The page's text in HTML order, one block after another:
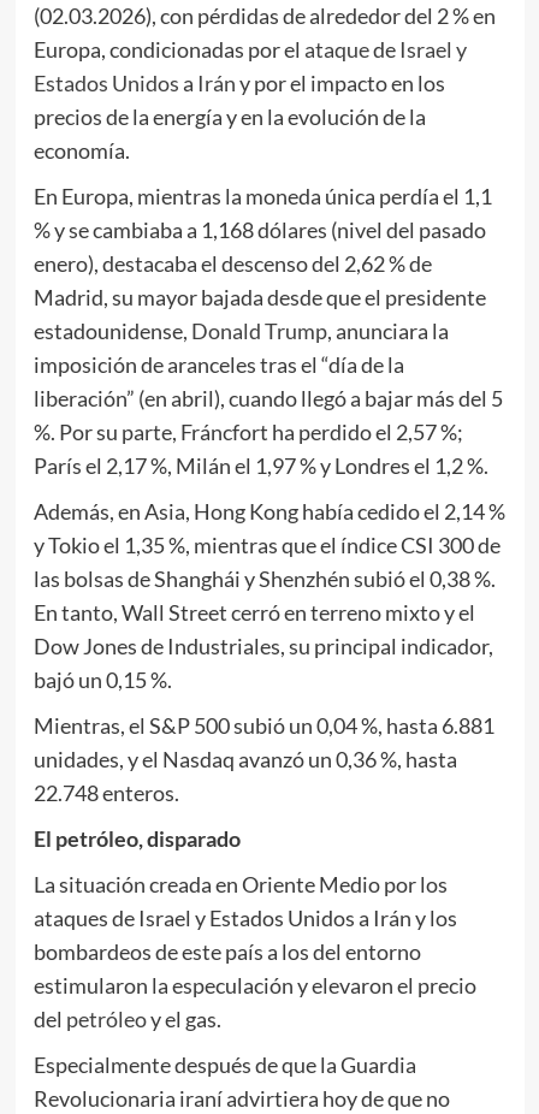
(02.03.2026), con pérdidas de alrededor del 2 % en
Europa, condicionadas por el ataquede Israel y
Estados Unidosa Irány por el impacto en los
precios de la energía y en la evolución de la
economía.
En Europa, mientras la moneda única perdía el 1,1
% y se cambiaba a 1,168 dólares (nivel del pasado
enero), destacaba el descenso del 2,62 % de
Madrid, su mayor bajada desde que el presidente
estadounidense, Donald Trump, anunciara la
imposición de aranceles tras el “día de la
liberación” (en abril), cuando llegó a bajar más del 5
%. Por su parte, Fráncfort ha perdido el 2,57 %;
París el 2,17 %, Milán el 1,97 % y Londres el 1,2 %.
Además, en Asia, Hong Kong había cedido el 2,14 %
y Tokio el 1,35 %, mientras que el índice CSI 300 de
las bolsas de Shanghái y Shenzhén subió el 0,38 %.
En tanto, Wall Street cerró en terreno mixto y el
Dow Jones de Industriales, su principal indicador,
bajó un 0,15 %.
Mientras, el S&P 500 subió un 0,04 %, hasta 6.881
unidades, y el Nasdaq avanzó un 0,36 %, hasta
22.748 enteros.
El petróleo, disparado
La situación creada en Oriente Medio por los
ataques de Israel y Estados Unidos a Irán y los
bombardeos de este país a los del entorno
estimularon la especulación y elevaron el precio
del petróleoy el gas.
Especialmente después de que la Guardia
Revolucionaria iraní advirtiera hoy de que no